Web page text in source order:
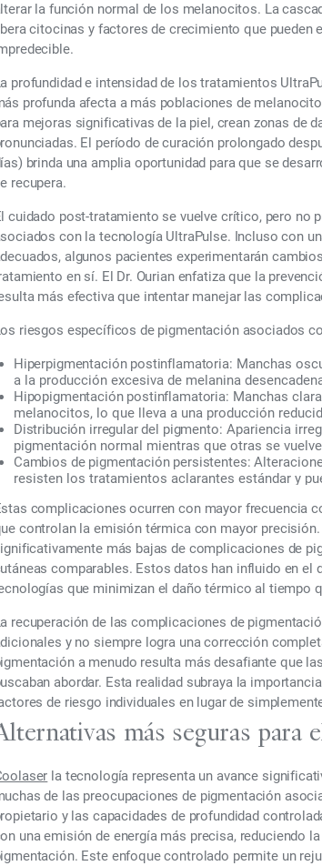
la función normal de los melanocitos. La
citocinas y factores de crecimiento que
profundidad e intensidad de los tratamientos
profunda afecta a más poblaciones de
mejoras significativas de la piel, crean zonas de
El período de curación prolongado
brinda una amplia oportunidad para que se
recupera.
cuidado post-tratamiento se vuelve crítico, pero no
con la tecnología UltraPulse. Incluso con
algunos pacientes experimentarán
en sí. El Dr. Ourian enfatiza que la
más efectiva que intentar manejar las
riesgos específicos de pigmentación asociados
Hiperpigmentación postinflamatoria: Manchas
a la producción excesiva de melanina
Hipopigmentación postinflamatoria: Manchas
melanocitos, lo que lleva a una producción
Distribución irregular del pigmento: Apariencia
pigmentación normal mientras que otras se
Cambios de pigmentación persistentes:
resisten los tratamientos aclarantes estándar y
complicaciones ocurren con mayor frecuencia
controlan la emisión térmica con mayor
más bajas de complicaciones de
comparables. Estos datos han influido en
que minimizan el daño térmico al tiempo
recuperación de las complicaciones de
y no siempre logra una corrección
a menudo resulta más desafiante que
abordar. Esta realidad subraya la
de riesgo individuales en lugar de
más seguras para
la tecnología representa un avance
de las preocupaciones de pigmentación
y las capacidades de profundidad
una emisión de energía más precisa, reduciendo
Este enfoque controlado permite un